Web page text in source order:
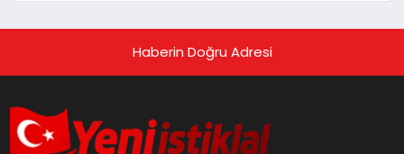
Haberin Doğru Adresi